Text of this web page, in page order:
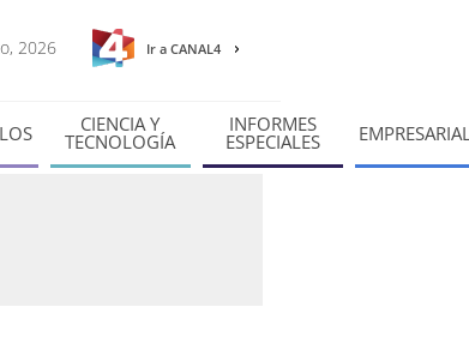
2026 Ir a CANAL4
CIENCIA Y
TECNOLOGÍA
INFORMES
ESPECIALES